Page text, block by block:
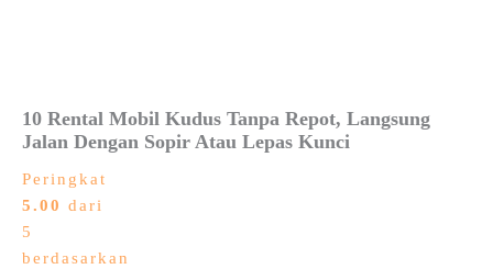
10 Rental Mobil Kudus Tanpa Repot, Langsung
Jalan Dengan Sopir Atau Lepas Kunci
Peringkat
5.00 dari
5
berdasarkan